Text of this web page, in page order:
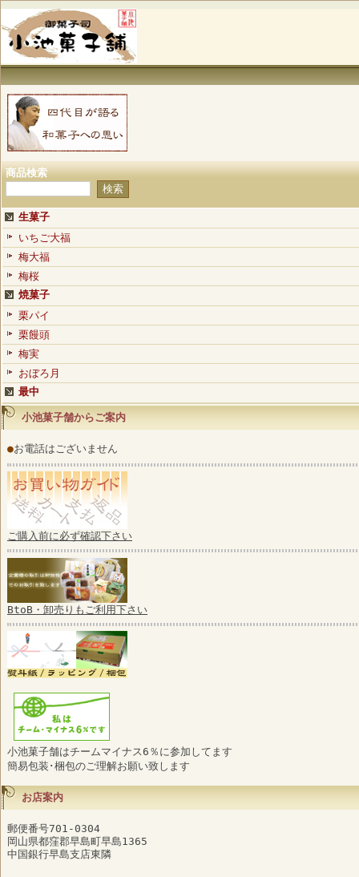
商品検索
生菓子
いちご大福
梅大福
梅桜
焼菓子
栗パイ
栗饅頭
梅実
おぼろ月
最中
小池菓子舗からご案内
●お電話はございません
ご購入前に必ず確認下さい
BtoB・卸売りもご利用下さい
小池菓子舗はチームマイナス6％に参加してます
簡易包装･梱包のご理解お願い致します
お店案内
郵便番号701-0304
岡山県都窪郡早島町早島1365
中国銀行早島支店東隣